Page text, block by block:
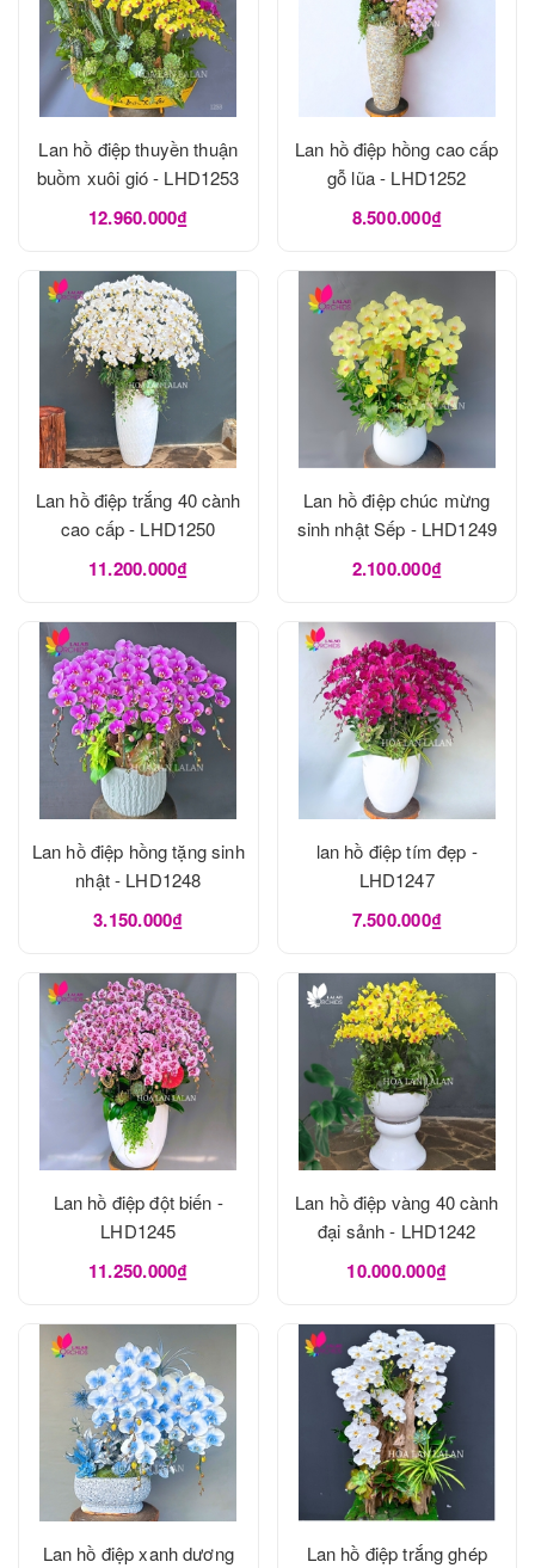
Lan hồ điệp thuyền thuận
buồm xuôi gió - LHD1253
12.960.000₫
Lan hồ điệp hồng cao cấp
gỗ lũa - LHD1252
8.500.000₫
Lan hồ điệp trắng 40 cành
cao cấp - LHD1250
11.200.000₫
Lan hồ điệp chúc mừng
sinh nhật Sếp - LHD1249
2.100.000₫
Lan hồ điệp hồng tặng sinh
nhật - LHD1248
3.150.000₫
lan hồ điệp tím đẹp -
LHD1247
7.500.000₫
Lan hồ điệp đột biến -
LHD1245
11.250.000₫
Lan hồ điệp vàng 40 cành
đại sảnh - LHD1242
10.000.000₫
Lan hồ điệp xanh dương
Lan hồ điệp trắng ghép